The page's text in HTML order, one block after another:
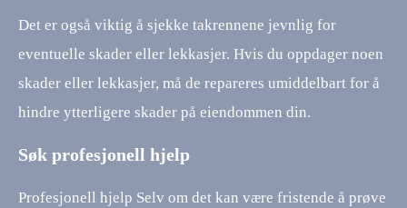
Det er også viktig å sjekke takrennene jevnlig for
eventuelle skader eller lekkasjer. Hvis du oppdager noen
skader eller lekkasjer, må de repareres umiddelbart for å
hindre ytterligere skader på eiendommen din.
Søk profesjonell hjelp
Profesjonell hjelp Selv om det kan være fristende å prøve